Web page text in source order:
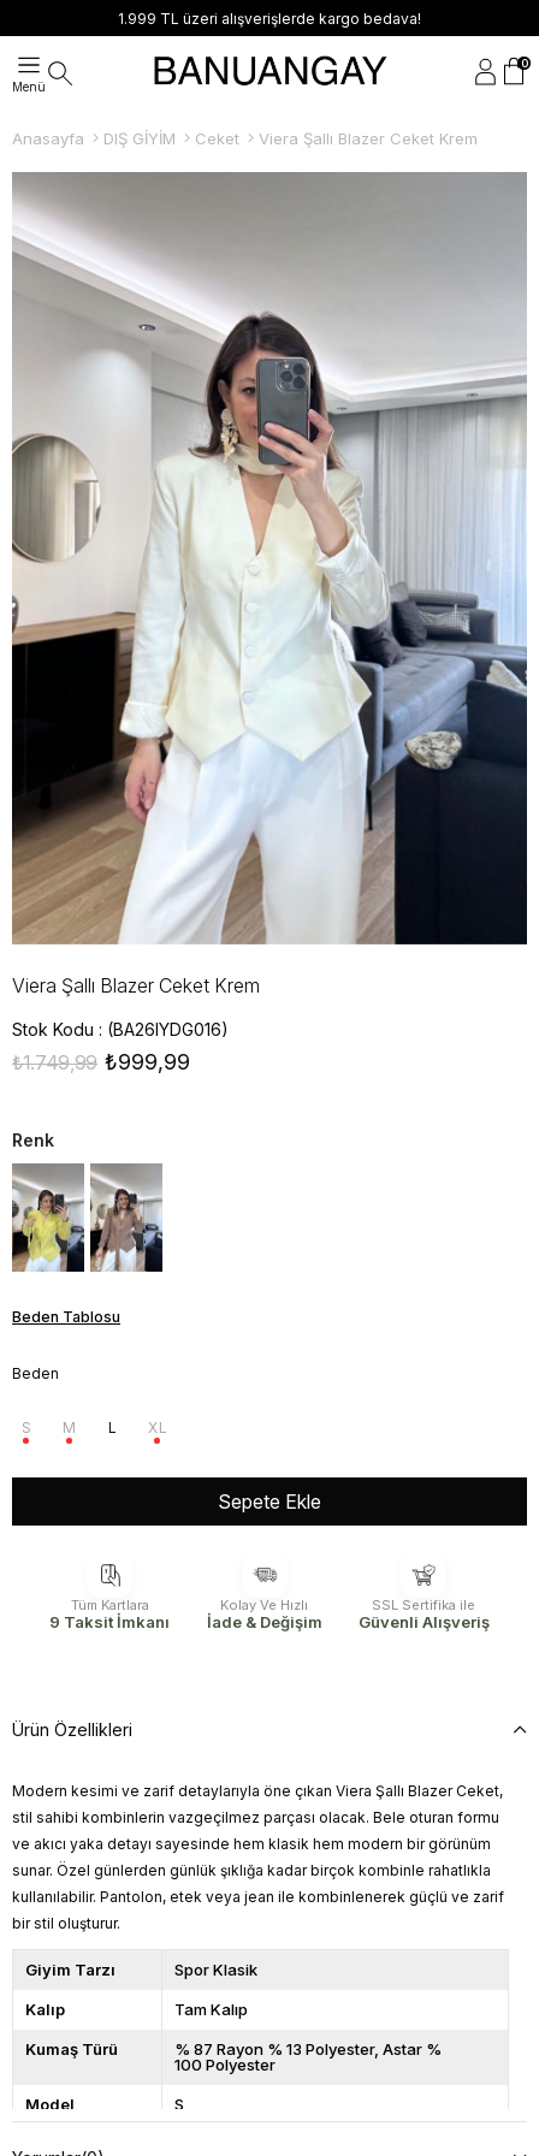
1.999 TL üzeri alışverişlerde kargo bedava!
0
Anasayfa DIŞ GİYİM Ceket Viera Şallı Blazer Ceket Krem
Viera Şallı Blazer Ceket Krem
Stok Kodu (BA26IYDG016)
₺1.749,99 ₺999,99
Renk
Beden Tablosu
Beden
S M L XL
Tüm Kartlara
9 Taksit İmkanı
Kolay Ve Hızlı
İade & Değişim
SSL Sertifika ile
Güvenli Alışveriş
Ürün Özellikleri
Modern kesimi ve zarif detaylarıyla öne çıkan Viera Şallı Blazer Ceket,
stil sahibi kombinlerin vazgeçilmez parçası olacak. Bele oturan formu
ve akıcı yaka detayı sayesinde hem klasik hem modern bir görünüm
sunar. Özel günlerden günlük şıklığa kadar birçok kombinle rahatlıkla
kullanılabilir. Pantolon, etek veya jean ile kombinlenerek güçlü ve zarif
bir stil oluşturur.
Giyim Tarzı Spor Klasik
Kalıp Tam Kalıp
Kumaş Türü
% 87 Rayon % 13 Polyester, Astar %
100 Polyester
Model
Üzerindeki
S